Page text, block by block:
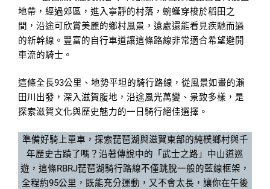
地帶，經過郊區，進入寧靜的村落，蜿蜒穿梭於稻田之
間，沿途可欣賞美麗的鄉村風景，遠處還能看見疾馳而過
的新幹線。豐富的自行車道讓這條路線非常適合希望避開
車流的騎士。
這條全長93公里、地勢平坦的騎行路線，從風景如畫的瀨
田川出發，深入滋賀腹地，沿途風光萬變、景致多樣，是
探索滋賀文化與歷史魅力的一日騎行絕佳選擇。
準備好騎上單車，探索琵琶湖與滋賀東部的純樸鄉村與千
年歷史古蹟了嗎？沿著傳說中的「武士之路」中山道巡
遊，這條RBRJ琵琶湖騎行路線不僅跳脫一般的藍線框架，
全程約95公里，既能充分運動，又不會太長，讓你在午後